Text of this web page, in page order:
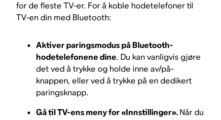
for de fleste TV-er. For å koble hodetelefoner til
TV-en din med Bluetooth:
Aktiver paringsmodus på Bluetooth-
hodetelefonene dine. Du kan vanligvis gjøre
det ved å trykke og holde inne av/på-
knappen, eller ved å trykke på en dedikert
paringsknapp.
Gå til TV-ens meny for «Innstillinger».Når du